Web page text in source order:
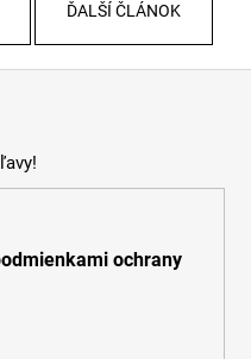
ĎALŠÍ ČLÁNOK
ochrany